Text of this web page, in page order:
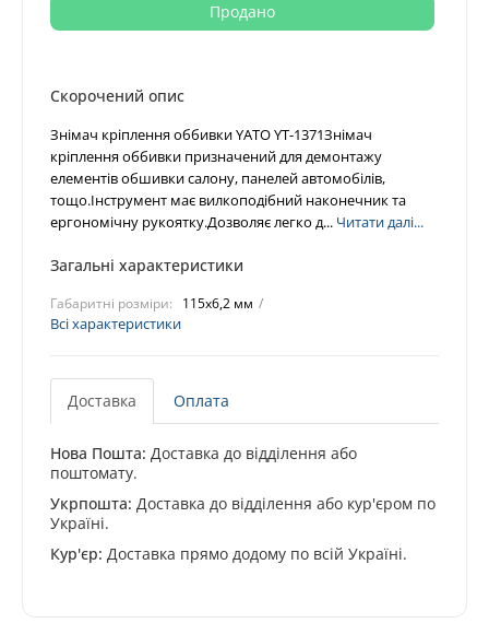
Продано
Скорочений опис
Знімач кріплення оббивки YATO YT-1371Знімач
кріплення оббивки призначений для демонтажу
елементів обшивки салону, панелей автомобілів,
тощо.Інструмент має вилкоподібний наконечник та
ергономічну рукоятку.Дозволяє легко д... Читати далі...
Загальні характеристики
Габаритні розміри: 115x6,2 мм
Всі характеристики
Доставка Оплата
Нова Пошта: Доставка до відділення або
поштомату.
Укрпошта: Доставка до відділення або кур'єром по
Україні.
Кур'єр: Доставка прямо додому по всій Україні.